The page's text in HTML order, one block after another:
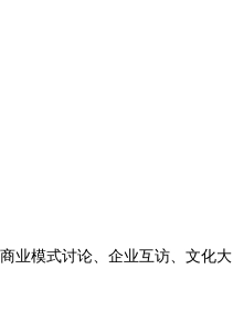
业模式讨论、企业互访、文化大